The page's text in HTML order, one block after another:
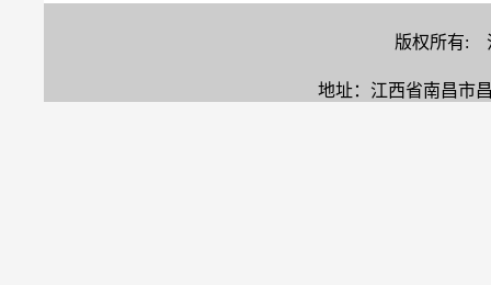
版权所有:
地址：江西省南昌市